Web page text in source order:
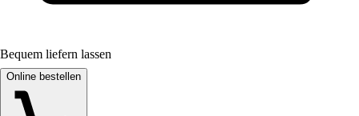
Bequem liefern lassen
Online bestellen